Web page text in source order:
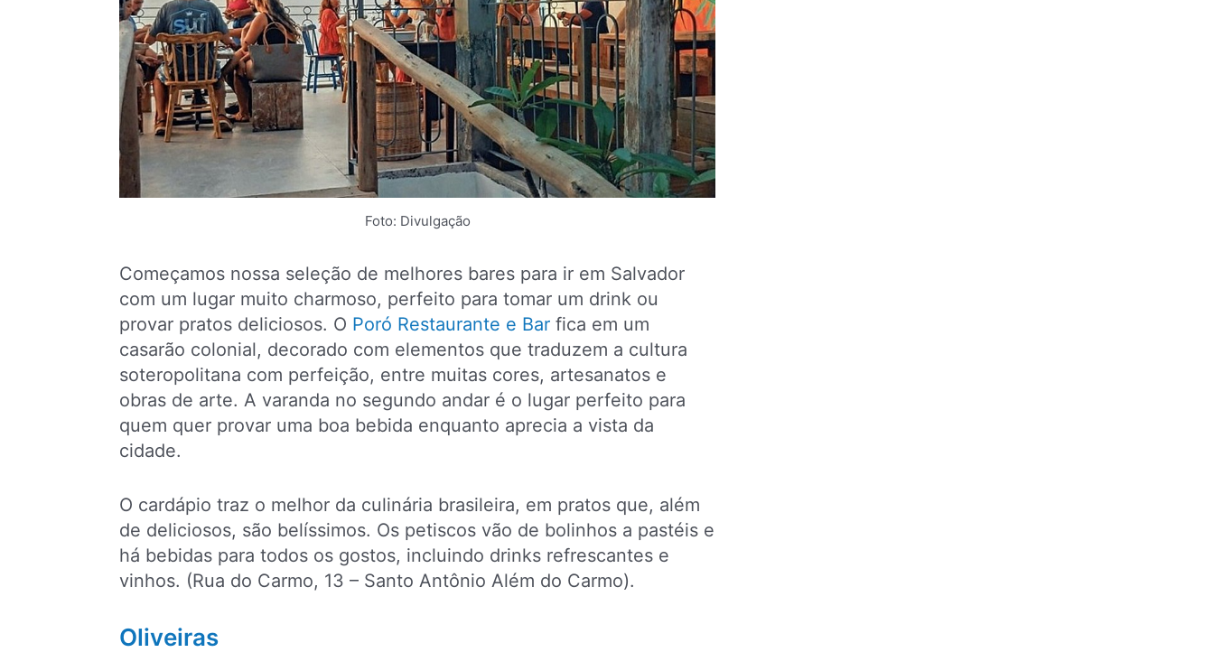
Foto: Divulgação
Começamos nossa seleção de melhores bares para ir em Salvador
com um lugar muito charmoso, perfeito para tomar um drink ou
provar pratos deliciosos. O Poró Restaurante e Bar fica em um
casarão colonial, decorado com elementos que traduzem a cultura
soteropolitana com perfeição, entre muitas cores, artesanatos e
obras de arte. A varanda no segundo andar é o lugar perfeito para
quem quer provar uma boa bebida enquanto aprecia a vista da
cidade.
O cardápio traz o melhor da culinária brasileira, em pratos que, além
de deliciosos, são belíssimos. Os petiscos vão de bolinhos a pastéis e
há bebidas para todos os gostos, incluindo drinks refrescantes e
vinhos. (Rua do Carmo, 13 – Santo Antônio Além do Carmo).
Oliveiras